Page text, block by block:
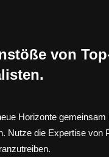
von
Horizonte gemeinsam
Nutze die Expertise von